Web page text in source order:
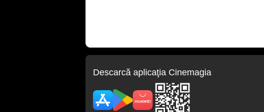
Descarcă aplicaţia Cinemagia